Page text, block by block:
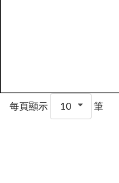
每頁顯示 10 筆